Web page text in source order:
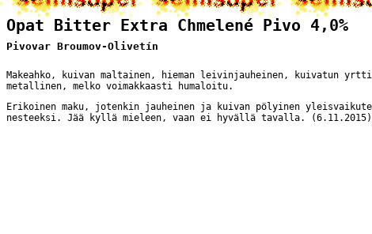
Opat Bitter Extra Chmelené Pivo 4,0%
Pivovar Broumov-Olivetín
Makeahko, kuivan maltainen, hieman leivinjauheinen, kuivatun
metallinen, melko voimakkaasti humaloitu.
Erikoinen maku, jotenkin jauheinen ja kuivan pölyinen
nesteeksi. Jää kyllä mieleen, vaan ei hyvällä tavalla. (6.11.2015)